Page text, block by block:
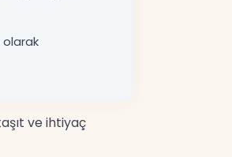
olarak
ve ihtiyaç